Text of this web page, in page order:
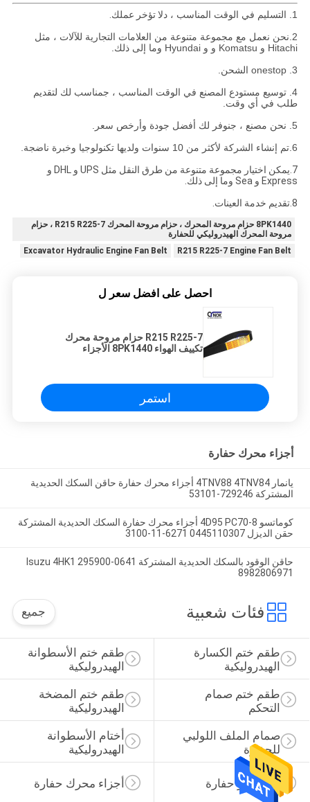
1. التسليم في الوقت المناسب ، د
لا تؤخر عملك.
2. نحن نعمل مع مجموعة متنوعة من العلامات التجارية للآلات ، مثل
Hitachi و Komatsu و و Hyundai وما إلى ذلك.
3. onestop الشحن.
4. توسيع مستودع المصنع في الوقت المناسب ، ج
مناسب لك لتقديم
طلب في أي وقت.
5. نحن مصنع ، ج
نوفر لك أفضل جودة وأرخص سعر.
6.تم إنشاء الشركة لأكثر من 10 سنوات ولديها تكنولوجيا وخبرة ناضجة.
7.يمكن اختيار مجموعة متنوعة من طرق النقل مثل UPS و DHL و
Express و Sea وما إلى ذلك.
8.تقديم خدمة العينات.
8PK1440 حزام مروحة المحرك ، حزام مروحة المحرك R215 R225-7 ، حزام
مروحة المحرك الهيدروليكي للحفارة
R215 R225-7 Engine Fan Belt
Excavator Hydraulic Engine Fan Belt
احصل على افضل سعر ل
R215 R225-7 حزام مروحة محرك
تكييف الهواء 8PK1440 الأجزاء
استمر
أجزاء محرك حفارة
يانمار 4TNV88 4TNV84 أجزاء محرك حفارة حاقن السكك الحديدية
المشتركة 729246-53101
كوماتسو 4D95 PC70-8 أجزاء محرك حفارة السكك الحديدية المشتركة
حقن الديزل 0445110307 6271-11-3100
حاقن الوقود بالسكك الحديدية المشتركة Isuzu 4HK1 295900-0641
8982806971
فئات شعبية جميع
طقم ختم الأسطوانة
الهيدروليكية
طقم ختم الكسارة
الهيدروليكية
طقم ختم المضخة
الهيدروليكية
طقم ختم صمام
التحكم
أختام الأسطوانة
الهيدروليكية
صمام الملف اللولبي
للحفارة
أجزاء محرك حفارة قطع غيار حفارة